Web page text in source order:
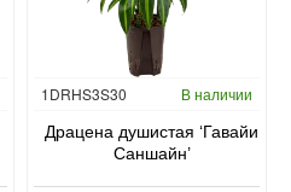
Гидропоника
1DRHS3S30 В наличии
Драцена душистая ‘Гавайи
Саншайн’